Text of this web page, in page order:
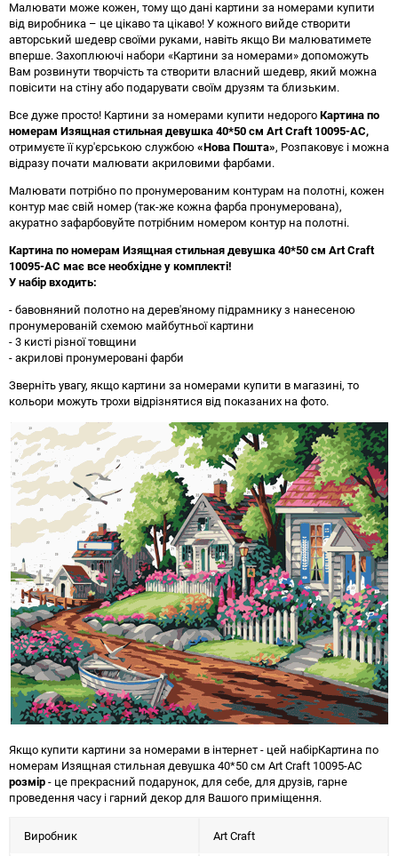
Малювати може кожен, тому що дані картини за номерами купити
від виробника – це цікаво та цікаво! У кожного вийде створити
авторський шедевр своїми руками, навіть якщо Ви малюватимете
вперше. Захоплюючі набори «Картини за номерами» допоможуть
Вам розвинути творчість та створити власний шедевр, який можна
повісити на стіну або подарувати своїм друзям та близьким.
Все дуже просто! Картини за номерами купити недорогоКартина по
номерам Изящная стильная девушка 40*50 см Art Craft 10095-AC,
отримуєте її кур'єрською службою «Нова Пошта», Розпаковує і можна
відразу почати малювати акриловими фарбами.
Малювати потрібно по пронумерованим контурам на полотні, кожен
контур має свій номер (так-же кожна фарба пронумерована),
акуратно зафарбовуйте потрібним номером контур на полотні.
Картина по номерам Изящная стильная девушка 40*50 см Art Craft
10095-AC має все необхідне у комплекті!
У набір входить:
- бавовняний полотно на дерев'яному підрамнику з нанесеною
пронумерованій схемою майбутньої картини
- 3 кисті різної товщини
- акрилові пронумеровані фарби
Зверніть увагу, якщо картини за номерами купити в магазині, то
кольори можуть трохи відрізнятися від показаних на фото.
Якщо купити картини за номерами в інтернет - цей набірКартина по
номерам Изящная стильная девушка 40*50 см Art Craft 10095-AC
розмір- це прекрасний подарунок, для себе, для друзів, гарне
проведення часу і гарний декор для Вашого приміщення.
Виробник Art Craft